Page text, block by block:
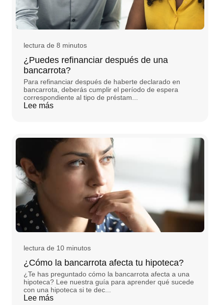
lectura de 8 minutos
¿Puedes refinanciar después de una
bancarrota?
Para refinanciar después de haberte declarado en
bancarrota, deberás cumplir el período de espera
correspondiente al tipo de préstam...
Lee más
lectura de 10 minutos
¿Cómo la bancarrota afecta tu hipoteca?
¿Te has preguntado cómo la bancarrota afecta a una
hipoteca? Lee nuestra guía para aprender qué sucede
con una hipoteca si te dec...
Lee más